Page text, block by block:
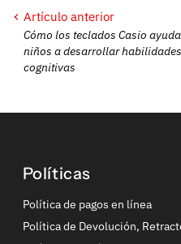
Artículo anterior
Cómo los teclados Casio
niños a desarrollar habilidades
cognitivas
Políticas
Política de pagos en línea
Política de Devolución,